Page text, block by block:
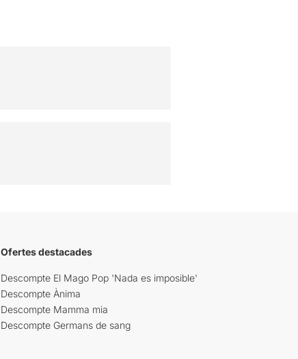
Ofertes destacades
Descompte El Mago Pop 'Nada es imposible'
Descompte Ànima
Descompte Mamma mia
Descompte Germans de sang